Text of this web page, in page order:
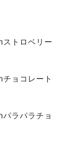
ストロベリー
ョコレート
ラパラチョ